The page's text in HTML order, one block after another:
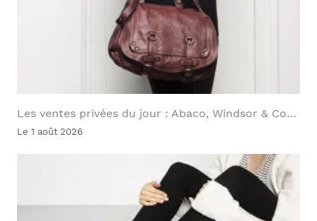
Les ventes privées du jour : Abaco, Windsor & Co…
Le 1 août 2026